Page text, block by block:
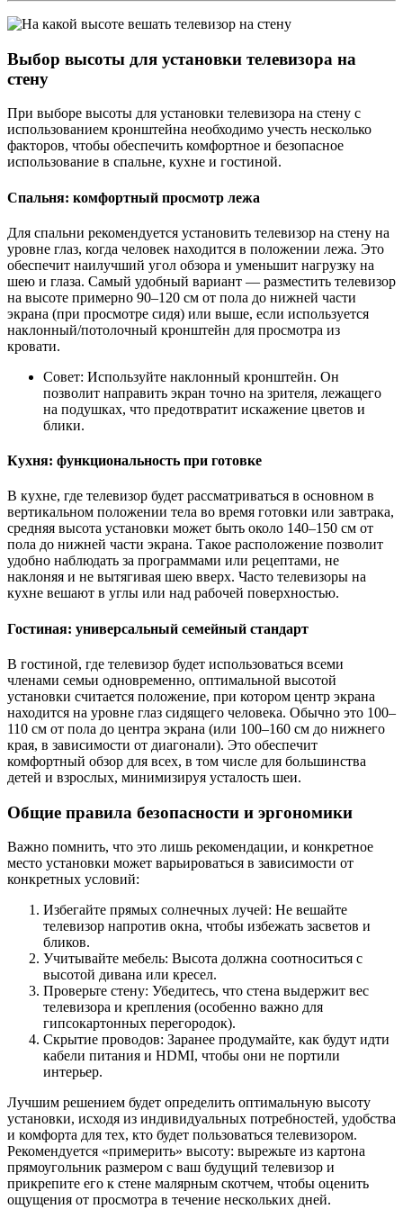
Выбор высоты для установки телевизора на
стену
При выборе высоты для установки телевизора на стену с
использованием кронштейна необходимо учесть несколько
факторов, чтобы обеспечить комфортное и безопасное
использование в спальне, кухне и гостиной.
Спальня: комфортный просмотр лежа
Для спальни рекомендуется установить телевизор на стену на
уровне глаз, когда человек находится в положении лежа. Это
обеспечит наилучший угол обзора и уменьшит нагрузку на
шею и глаза. Самый удобный вариант — разместить телевизор
на высоте примерно 90–120 см от пола до нижней части
экрана (при просмотре сидя) или выше, если используется
наклонный/потолочный кронштейн для просмотра из
кровати.
Совет: Используйте наклонный кронштейн. Он
позволит направить экран точно на зрителя, лежащего
на подушках, что предотвратит искажение цветов и
блики.
Кухня: функциональность при готовке
В кухне, где телевизор будет рассматриваться в основном в
вертикальном положении тела во время готовки или завтрака,
средняя высота установки может быть около 140–150 см от
пола до нижней части экрана. Такое расположение позволит
удобно наблюдать за программами или рецептами, не
наклоняя и не вытягивая шею вверх. Часто телевизоры на
кухне вешают в углы или над рабочей поверхностью.
Гостиная: универсальный семейный стандарт
В гостиной, где телевизор будет использоваться всеми
членами семьи одновременно, оптимальной высотой
установки считается положение, при котором центр экрана
находится на уровне глаз сидящего человека. Обычно это 100–
110 см от пола до центра экрана (или 100–160 см до нижнего
края, в зависимости от диагонали). Это обеспечит
комфортный обзор для всех, в том числе для большинства
детей и взрослых, минимизируя усталость шеи.
Общие правила безопасности и эргономики
Важно помнить, что это лишь рекомендации, и конкретное
место установки может варьироваться в зависимости от
конкретных условий:
Избегайте прямых солнечных лучей: Не вешайте
телевизор напротив окна, чтобы избежать засветов и
бликов.
Учитывайте мебель: Высота должна соотноситься с
высотой дивана или кресел.
Проверьте стену: Убедитесь, что стена выдержит вес
телевизора и крепления (особенно важно для
гипсокартонных перегородок).
Скрытие проводов: Заранее продумайте, как будут идти
кабели питания и HDMI, чтобы они не портили
интерьер.
Лучшим решением будет определить оптимальную высоту
установки, исходя из индивидуальных потребностей, удобства
и комфорта для тех, кто будет пользоваться телевизором.
Рекомендуется «примерить» высоту: вырежьте из картона
прямоугольник размером с ваш будущий телевизор и
прикрепите его к стене малярным скотчем, чтобы оценить
ощущения от просмотра в течение нескольких дней.